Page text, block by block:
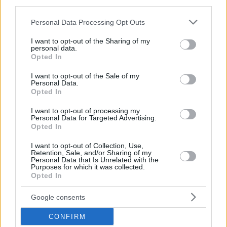
Please note that this website/app uses one or more Google
not limited to your visit or usage behaviour. You may click to
grant or deny consent to Google and its third-party tags to
use your data for below specified purposes in below Google
consent section.
Personal Data Processing Opt Outs
I want to opt-out of the Sharing of my
personal data.
Opted In
I want to opt-out of the Sale of my
Personal Data.
Opted In
I want to opt-out of processing my
Personal Data for Targeted Advertising.
Opted In
I want to opt-out of Collection, Use,
Retention, Sale, and/or Sharing of my
Personal Data that Is Unrelated with the
Purposes for which it was collected.
Opted In
Google consents
CONFIRM